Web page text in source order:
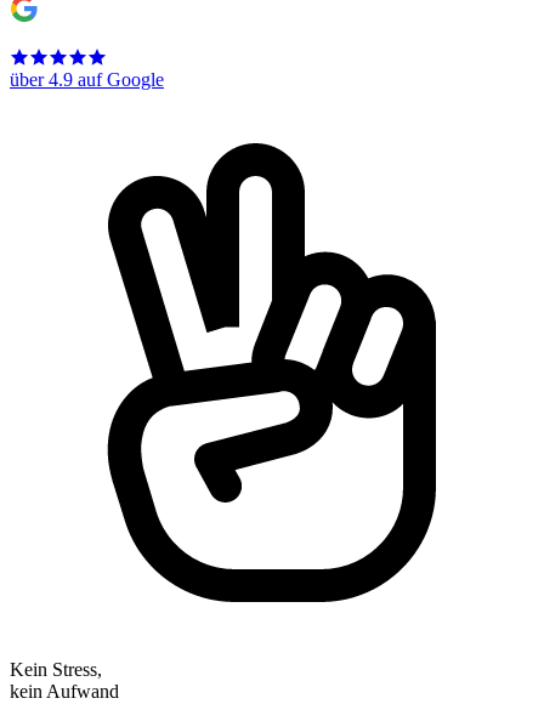
über 4.9 auf Google
Kein Stress,
kein Aufwand